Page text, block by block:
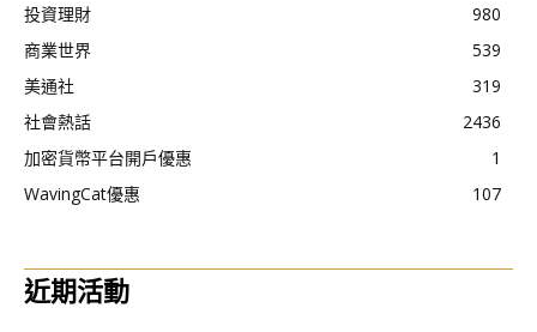
投資理財
980
商業世界
539
美通社
319
社會熱話
2436
加密貨幣平台開戶優惠
1
WavingCat優惠
107
近期活動